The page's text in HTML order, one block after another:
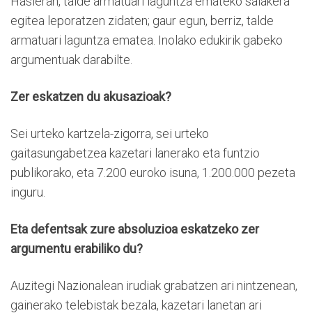
egitea leporatzen zidaten; gaur egun, berriz, talde
armatuari laguntza ematea. Inolako edukirik gabeko
argumentuak darabilte.
Zer eskatzen du akusazioak?
Sei urteko kartzela-zigorra, sei urteko
gaitasungabetzea kazetari lanerako eta funtzio
publikorako, eta 7.200 euroko isuna, 1.200.000 pezeta
inguru.
Eta defentsak zure absoluzioa eskatzeko zer
argumentu erabiliko du?
Auzitegi Nazionalean irudiak grabatzen ari nintzenean,
gainerako telebistak bezala, kazetari lanetan ari